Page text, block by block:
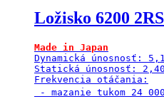
Ložisko 6200
Made in Japan
Dynamická únosnosť:
Statická únosnosť:
Frekvencia otáčania:
- mazanie tukom 24